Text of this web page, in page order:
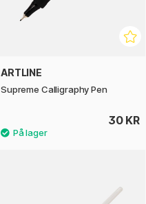
ARTLINE
Supreme Calligraphy Pen
30 KR